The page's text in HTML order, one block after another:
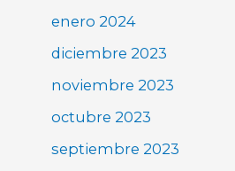
enero 2024
diciembre 2023
noviembre 2023
octubre 2023
septiembre 2023